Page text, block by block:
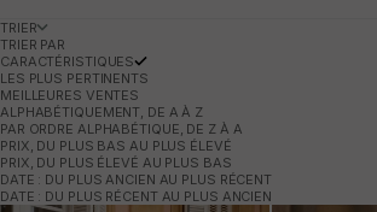
TRIER
TRIER PAR
CARACTÉRISTIQUES
LES PLUS PERTINENTS
MEILLEURES VENTES
ALPHABÉTIQUEMENT, DE A À Z
PAR ORDRE ALPHABÉTIQUE, DE Z À A
PRIX, DU PLUS BAS AU PLUS ÉLEVÉ
PRIX, DU PLUS ÉLEVÉ AU PLUS BAS
DATE : DU PLUS ANCIEN AU PLUS RÉCENT
DATE : DU PLUS RÉCENT AU PLUS ANCIEN